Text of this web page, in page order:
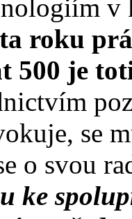
v
roku
500 je
se
o svou
ke